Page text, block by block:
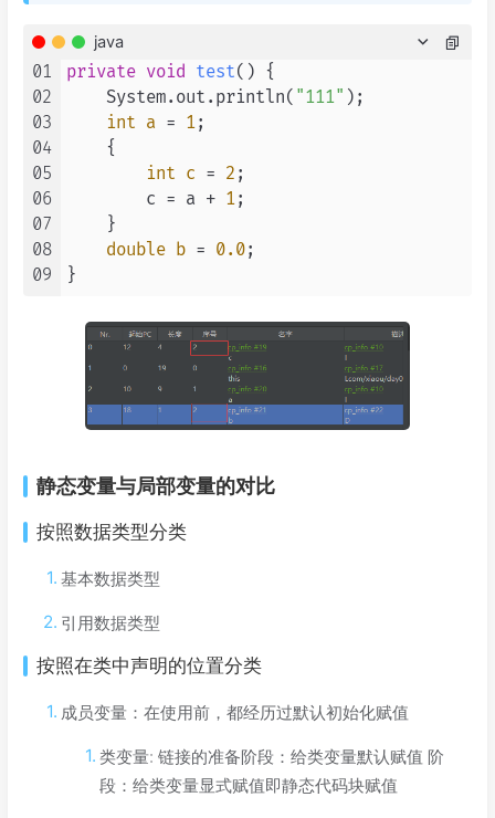
java
01
02
03
04
05
06
07
08
09
private void test() {
    System.out.println(
"111" );
int a = 1;
    {
int c = 2 ;
        c = a +
1;
    }
double b = 0.0;
静态变量与局部变量的对比
按照数据类型分类
基本数据类型
引用数据类型
按照在类中声明的位置分类
成员变量：在使用前，都经历过默认初始化赋值
类变量: 链接的准备阶段：给类变量默认赋值 阶
段：给类变量显式赋值即静态代码块赋值